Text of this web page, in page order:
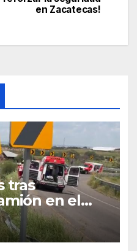
en Zacatecas!
tras
en el